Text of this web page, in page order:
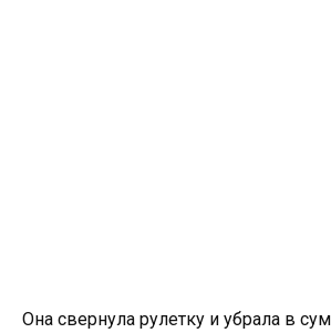
Она свернула рулетку и убрала в